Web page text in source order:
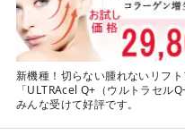
新機種！切らない腫れないリフ
「ULTRAcel Q+（ウルトラセル
みんな受けて好評です。